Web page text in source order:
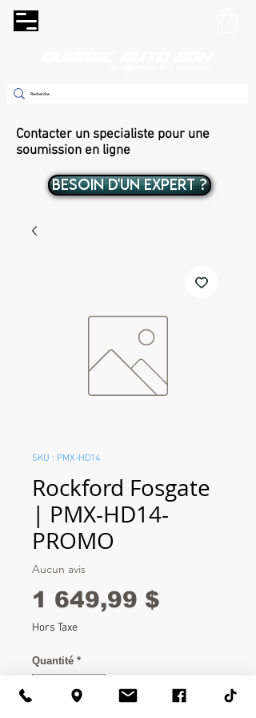
Contacter un specialiste pour une
soumission en ligne
BESOIN D'UN EXPERT ?
SKU : PMX-HD14
Rockford Fosgate
| PMX-HD14-
PROMO
Aucun avis
1 649,99 $
Hors Taxe
Quantité *